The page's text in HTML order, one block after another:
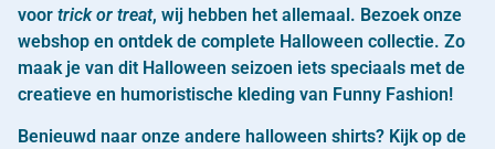
voor trick or treat, wij hebben het allemaal. Bezoek onze
webshop en ontdek de complete Halloween collectie. Zo
maak je van dit Halloween seizoen iets speciaals met de
creatieve en humoristische kleding van Funny Fashion!
Benieuwd naar onze andere halloween shirts? Kijk op de